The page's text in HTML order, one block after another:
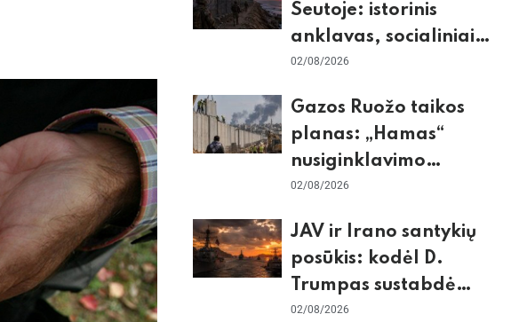
Seutoje: istorinis
anklavas, socialiniai
tinklai ir ES skilimas
02/08/2026
Gazos Ruožo taikos
planas: „Hamas“
nusiginklavimo
sąlygos, Izraelio
nerimas dėl sienos
02/08/2026
JAV ir Irano santykių
posūkis: kodėl D.
Trumpas sustabdė
smūgius ir kuo
02/08/2026